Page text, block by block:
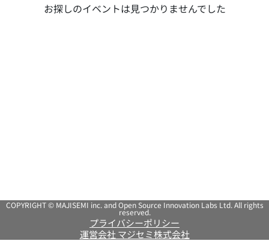
お探しのイベントは見つかりませんでした
COPYRIGHT © MAJISEMI inc. and Open Source Innovation Labs Ltd. All rights
reserved.
プライバシーポリシー
運営会社 マジセミ株式会社